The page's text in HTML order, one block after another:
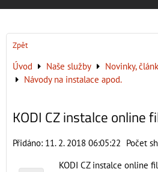
Zpět
Úvod Naše služby Novinky,
Návody na instalace apod.
KODI CZ instalce online
Přidáno: 11. 2. 2018 06:05:22 Počet
KODI CZ instalce online